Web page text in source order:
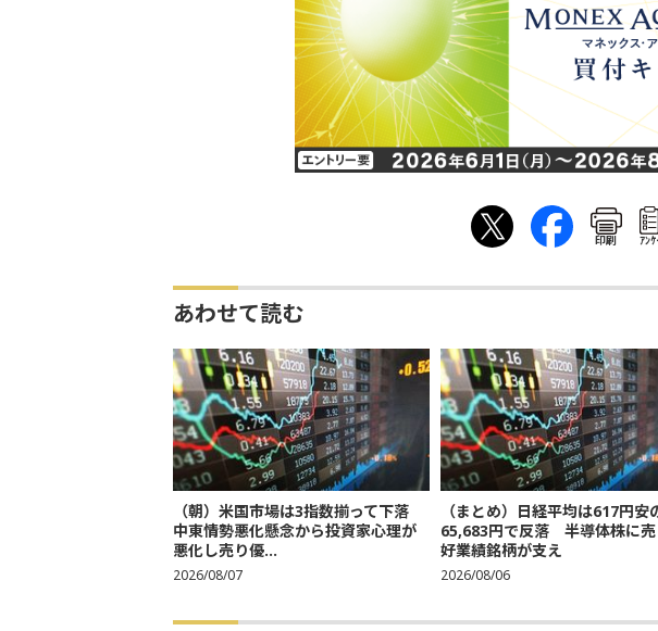
印刷 ｱﾝｹ
あわせて読む
（朝）米国市場は3指数揃って下落
中東情勢悪化懸念から投資家心理が
悪化し売り優...
2026/08/07
（まとめ）日経平均は617円安
65,683円で反落 半導体株に売
好業績銘柄が支え
2026/08/06